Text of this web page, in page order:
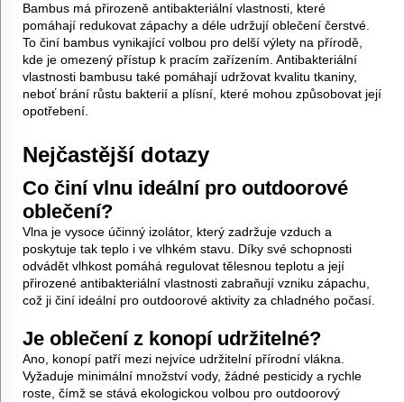
Bambus má přirozeně antibakteriální vlastnosti, které
pomáhají redukovat zápachy a déle udržují oblečení čerstvé.
To činí bambus vynikající volbou pro delší výlety na přírodě,
kde je omezený přístup k pracím zařízením. Antibakteriální
vlastnosti bambusu také pomáhají udržovat kvalitu tkaniny,
neboť brání růstu bakterií a plísní, které mohou způsobovat její
opotřebení.
Nejčastější dotazy
Co činí vlnu ideální pro outdoorové
oblečení?
Vlna je vysoce účinný izolátor, který zadržuje vzduch a
poskytuje tak teplo i ve vlhkém stavu. Díky své schopnosti
odvádět vlhkost pomáhá regulovat tělesnou teplotu a její
přirozené antibakteriální vlastnosti zabraňují vzniku zápachu,
což ji činí ideální pro outdoorové aktivity za chladného počasí.
Je oblečení z konopí udržitelné?
Ano, konopí patří mezi nejvíce udržitelní přírodní vlákna.
Vyžaduje minimální množství vody, žádné pesticidy a rychle
roste, čímž se stává ekologickou volbou pro outdoorový